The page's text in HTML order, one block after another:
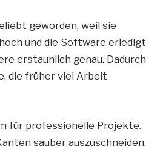
geworden, weil sie
und die Software erledigt
erstaunlich genau. Dadurch
die früher viel Arbeit
für professionelle Projekte.
sauber auszuschneiden.